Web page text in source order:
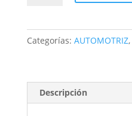
Impermeable
160x70cm
cantidad
Categorías: AUTOMOTRIZ,
Descripción